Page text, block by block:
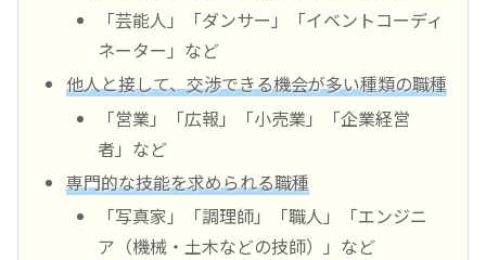
「芸能人」「ダンサー」「イベントコーディ
ネーター」など
他人と接して、交渉できる機会が多い種類の職種
「営業」「広報」「小売業」「企業経営
者」など
専門的な技能を求められる職種
「写真家」「調理師」「職人」「エンジニ
ア（機械・土木などの技師）」など